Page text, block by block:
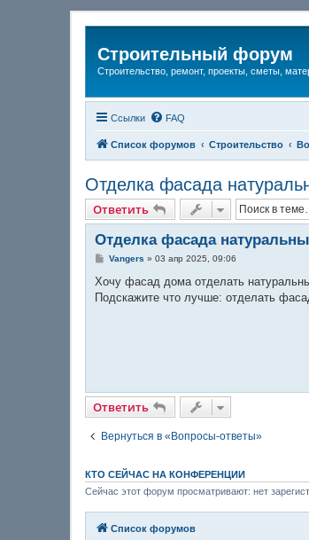
Строительный форум
Строительство, ремонт, проекты, сметы,
Ссылки FAQ
Список форумов Строительство
Отделка фасада
Ответить
Отделка фасада
С
о
щ
Vangers » 03 апр 2025, 09:06
Хочу фасад дома отделать
Подскажите что лучше: отделать
Ответить
Вернуться в «Вопросы-ответы»
КТО СЕЙЧАС НА КОНФЕРЕНЦИИ
Сейчас этот форум просматривают: нет
Список форумов